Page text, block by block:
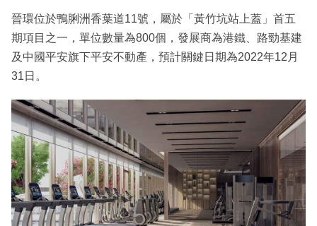
晉環位於鴨脷洲香葉道11號，屬於「黃竹坑站上蓋」首五
期項目之一，單位數量為800個，發展商為港鐵、路勁基建
及中國平安旗下平安不動產，預計關鍵日期為2022年12月
31日。